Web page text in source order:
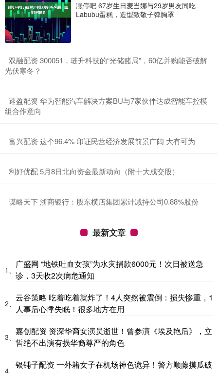
涨停吧 67岁生日麦当娜与29岁男友同吃
Labubu蛋糕，造型致敬子弹胸罩
​双融配资 300051，琏升科技的“光储赌局”，60亿并购能否破解
光伏寒冬？
​速盈配资 华为智能汽车解决方案BU与7家伙伴达成智能车控模
组合作意向
​富兴配资 这个96.4% 印证民营经济发展前景广阔 大有可为
​利好优配 5月8日北向资金最新动向（附十大成交股）
​谋略天下 浙商银行：股东横店集团累计减持公司0.88%股份
最新文章
1、
广盛网 “地铁吐血女孩”为水灾捐款6000元！次日被送急
诊，3天收2次病危通知
2、
云谷策略 吃着吃着就炸了！4人突然被震倒：损失惨重，1
人事后心悸失眠！很多地方在用
3、
嘉创配资 资深华裔女演员逝世！曾参演《埃及艳后》，立
誓绝不出演有损华裔尊严的角色
4、
银铺子配资 一外籍女子在机场神色诡异！警方顺藤摸瓜破